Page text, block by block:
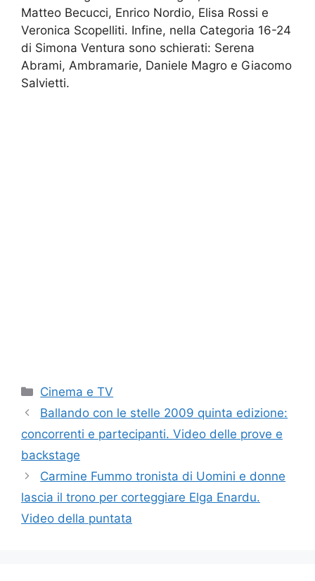
Matteo Becucci, Enrico Nordio, Elisa Rossi e
Veronica Scopelliti. Infine, nella Categoria 16-24
di Simona Ventura sono schierati: Serena
Abrami, Ambramarie, Daniele Magro e Giacomo
Salvietti.
Categorie
Cinema e TV
Ballando con le stelle 2009 quinta edizione:
concorrenti e partecipanti. Video delle prove e
backstage
Carmine Fummo tronista di Uomini e donne
lascia il trono per corteggiare Elga Enardu.
Video della puntata